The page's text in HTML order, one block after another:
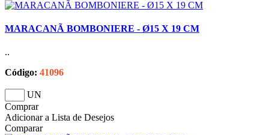
MARACANÃ BOMBONIERE - Ø15 X 19 CM
..
Código: 41096
UN
Comprar
Adicionar a Lista de Desejos
Comparar